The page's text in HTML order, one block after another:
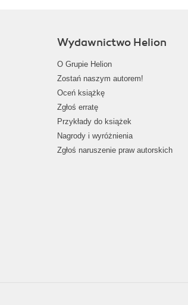
Wydawnictwo Helion
O Grupie Helion
Zostań naszym autorem!
Oceń książkę
Zgłoś erratę
Przykłady do książek
Nagrody i wyróżnienia
Zgłoś naruszenie praw autorskich